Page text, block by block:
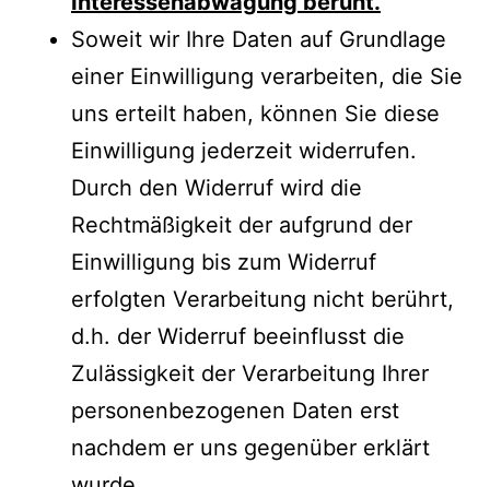
Soweit wir Ihre Daten auf Grundlage
einer Einwilligung verarbeiten, die Sie
uns erteilt haben, können Sie diese
Einwilligung jederzeit widerrufen.
Durch den Widerruf wird die
Rechtmäßigkeit der aufgrund der
Einwilligung bis zum Widerruf
erfolgten Verarbeitung nicht berührt,
d.h. der Widerruf beeinflusst die
Zulässigkeit der Verarbeitung Ihrer
personenbezogenen Daten erst
nachdem er uns gegenüber erklärt